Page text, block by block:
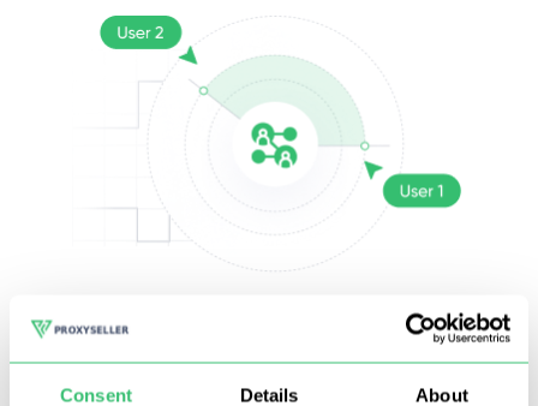
Consent Details About
Sosyal medya
Temiz bir havuz itibarına sahip IP adreslerini